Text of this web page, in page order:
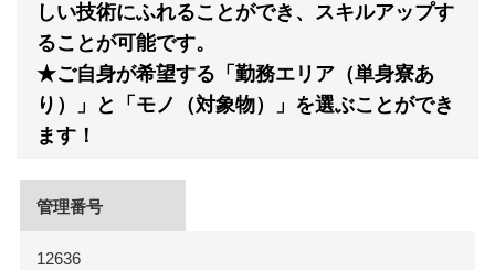
しい技術にふれることができ、スキルアップす
ることが可能です。
★ご自身が希望する「勤務エリア（単身寮あ
り）」と「モノ（対象物）」を選ぶことができ
ます！
管理番号
12636